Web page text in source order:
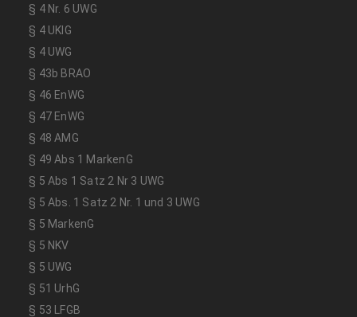
§ 4 Nr. 6 UWG
§ 4 UKlG
§ 4 UWG
§ 43b BRAO
§ 46 EnWG
§ 47 EnWG
§ 48 AMG
§ 49 Abs 1 MarkenG
§ 5 Abs 1 Satz 2 Nr 3 UWG
§ 5 Abs. 1 Satz 2 Nr. 1 und 3 UWG
§ 5 MarkenG
§ 5 NKV
§ 5 UWG
§ 51 UrhG
§ 53 LFGB